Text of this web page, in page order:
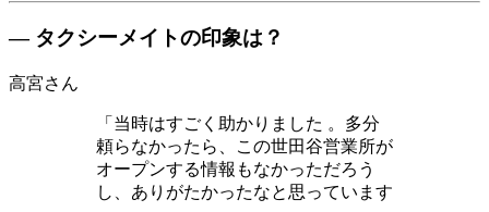
― タクシーメイトの印象は？
高宮さん
「当時はすごく助かりました 。多分
頼らなかったら、この世田谷営業所が
オープンする情報もなかっただろう
し、ありがたかったなと思っています